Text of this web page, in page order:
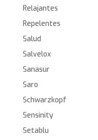
Relajantes
Repelentes
Salud
Salvelox
Sanasur
Saro
Schwarzkopf
Sensinity
Setablu